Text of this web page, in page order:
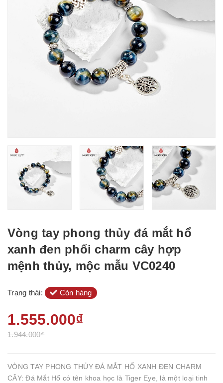
Vòng tay phong thủy đá mắt hổ
xanh đen phối charm cây hợp
mệnh thủy, mộc mẫu VC0240
Trạng thái: Còn hàng
1.555.000₫
1.944.000₫
VÒNG TAY PHONG THỦY ĐÁ MẮT HỔ XANH ĐEN CHARM
CÂY: Đá Mắt Hổ có tên khoa học là Tiger Eye, là một loại tinh